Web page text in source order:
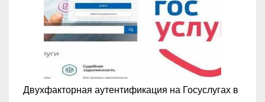
Двухфакторная аутентификация на Госуслугах в